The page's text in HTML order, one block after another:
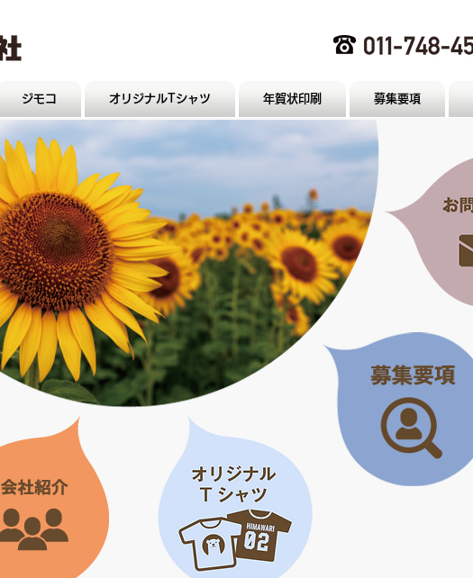
ジモコ オリジナルTシャツ 年賀状印刷 募集要項